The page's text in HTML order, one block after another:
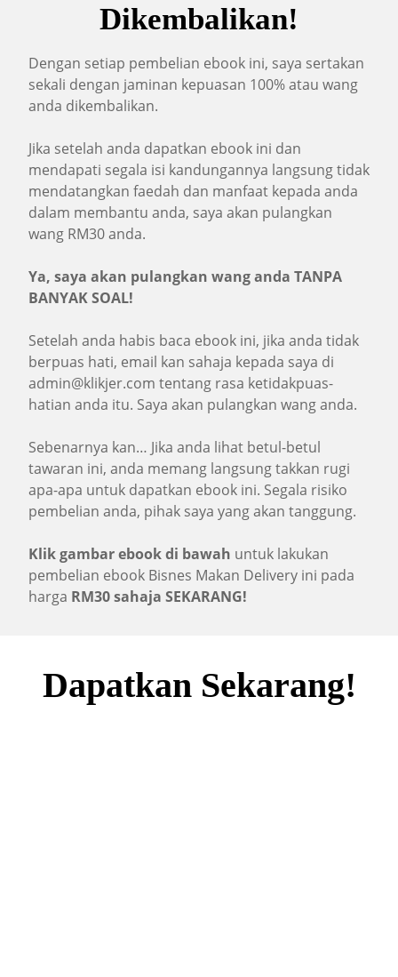
Dikembalikan!
Dengan setiap pembelian ebook ini, saya sertakan
sekali dengan jaminan kepuasan 100% atau wang
anda dikembalikan.
Jika setelah anda dapatkan ebook ini dan
mendapati segala isi kandungannya langsung tidak
mendatangkan faedah dan manfaat kepada anda
dalam membantu anda, saya akan pulangkan
wang RM30 anda.
Ya, saya akan pulangkan wang anda TANPA
BANYAK SOAL!
Setelah anda habis baca ebook ini, jika anda tidak
berpuas hati, email kan sahaja kepada saya di
admin@klikjer.com tentang rasa ketidakpuas-
hatian anda itu. Saya akan pulangkan wang anda.
Sebenarnya kan… Jika anda lihat betul-betul
tawaran ini, anda memang langsung takkan rugi
apa-apa untuk dapatkan ebook ini. Segala risiko
pembelian anda, pihak saya yang akan tanggung.
Klik gambar ebook di bawah untuk lakukan
pembelian ebook Bisnes Makan Delivery ini pada
harga RM30 sahaja SEKARANG!
Dapatkan Sekarang!